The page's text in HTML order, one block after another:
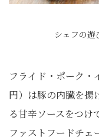
シェフの遊
フライド・ポーク・
円）は豚の内臓を揚
る甘辛ソースをつけ
ファストフードチェ